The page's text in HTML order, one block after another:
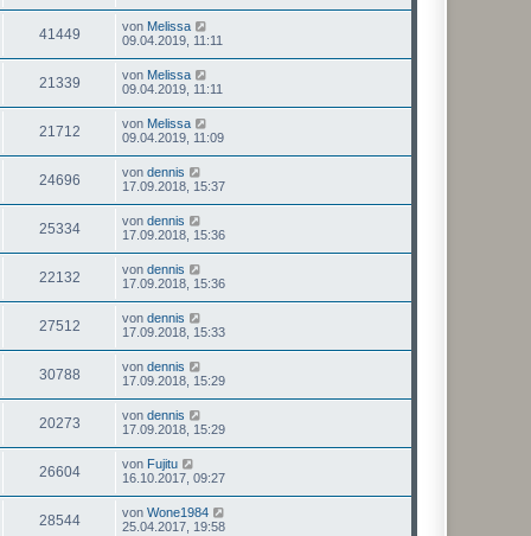
41449 von Melissa
09.04.2019, 11:11
21339 von Melissa
09.04.2019, 11:11
21712 von Melissa
09.04.2019, 11:09
24696 von dennis
17.09.2018, 15:37
25334 von dennis
17.09.2018, 15:36
22132 von dennis
17.09.2018, 15:36
27512 von dennis
17.09.2018, 15:33
30788 von dennis
17.09.2018, 15:29
20273 von dennis
17.09.2018, 15:29
26604 von Fujitu
16.10.2017, 09:27
28544 von Wone1984
25.04.2017, 19:58